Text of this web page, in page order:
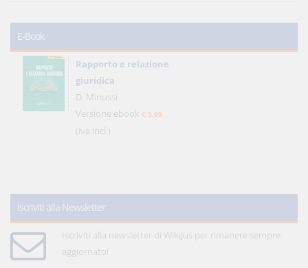
E-Book
Rapporto e relazione
giuridica
D. Minussi
Versione ebook € 5,99
(iva incl.)
Iscriviti alla Newsletter
Iscriviti alla newsletter di WikiJus per rimanere sempre
aggiornato!